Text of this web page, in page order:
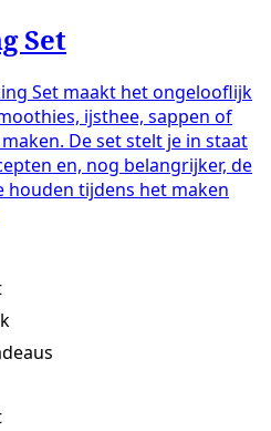
Set
Set maakt het ongelooflijk
ijsthee, sappen of
De set stelt je in staat
en, nog belangrijker, de
houden tijdens het maken